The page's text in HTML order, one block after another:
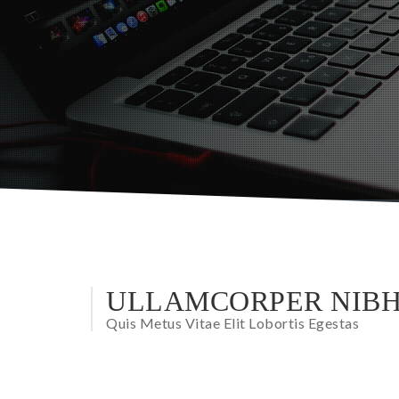
ULLAMCORPER
Quis Metus Vitae Elit Lobortis Egestas